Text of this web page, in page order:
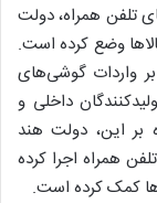
تلفن همراه، دولت
وضع کرده است.
واردات گوشی‌های
داخلی و
بر این، دولت هند
همراه اجرا کرده
کمک کرده است.